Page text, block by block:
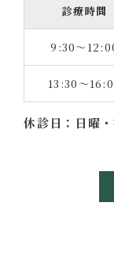
休診日：日曜
診療時間
9:30～
13:30～